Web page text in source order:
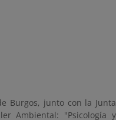
Burgos, junto con la Junta
Ambiental: "Psicología y